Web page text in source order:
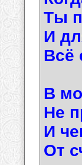
Ты
И
Всё
В
Не
И
От